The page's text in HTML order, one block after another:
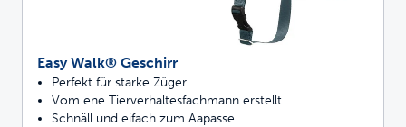
Easy Walk® Geschirr
Perfekt für starke Züger
Vom ene Tierverhaltesfachmann erstellt
Schnäll und eifach zum Aapasse